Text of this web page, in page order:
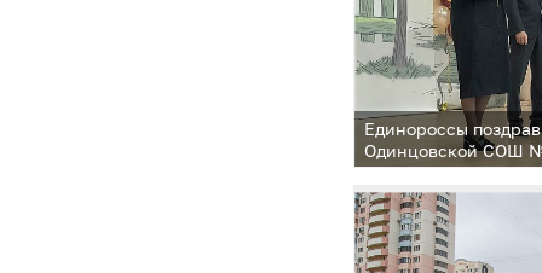
Единороссы
Одинцовской СОШ